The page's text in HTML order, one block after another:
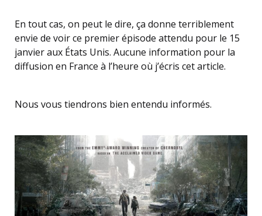
En tout cas, on peut le dire, ça donne terriblement
envie de voir ce premier épisode attendu pour le 15
janvier aux États Unis. Aucune information pour la
diffusion en France à l’heure où j’écris cet article.
Nous vous tiendrons bien entendu informés.